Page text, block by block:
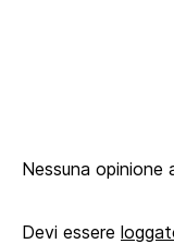
Nessuna opinione
Devi essere